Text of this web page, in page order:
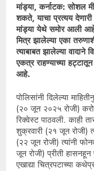
मांड्या, कर्नाटक: सोशल
शकते, याचा प्रत्यय
मांड्या येथे समोर आली
मित्र झालेल्या एका
त्याबाबत झालेल्या वादाने
एकत्र राहण्याच्या
आहे.
पोलिसांनी दिलेल्या
(२० जून २०२५ रोजी)
रिक्वेस्ट पाठवली. काही
शुक्रवारी (२१ जून रोजी)
(२२ जून रोजी) त्यांनी
जून रोजी) प्रीती
एखाद्या चित्रपटाच्या